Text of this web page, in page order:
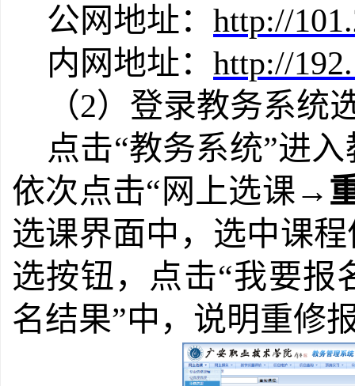
公网地址： http://
内网地址： http://
（2）登录教务系统
点击“教务系统”进
依次点击“网上选课→
选课界面中，选中课
选按钮，点击“我要报
名结果”中，说明重修